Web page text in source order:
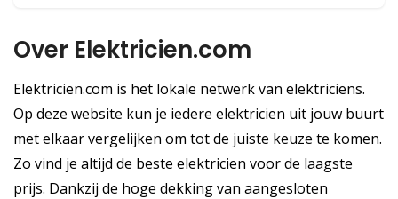
Over Elektricien.com
Elektricien.com is het lokale netwerk van elektriciens.
Op deze website kun je iedere elektricien uit jouw buurt
met elkaar vergelijken om tot de juiste keuze te komen.
Zo vind je altijd de beste elektricien voor de laagste
prijs. Dankzij de hoge dekking van aangesloten